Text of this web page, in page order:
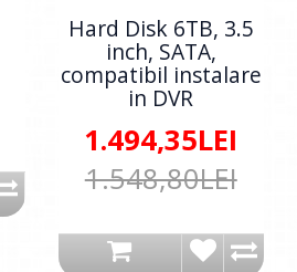
Hard Disk 6TB, 3.5
inch, SATA,
compatibil instalare
in DVR
1.494,35LEI
1.548,80LEI